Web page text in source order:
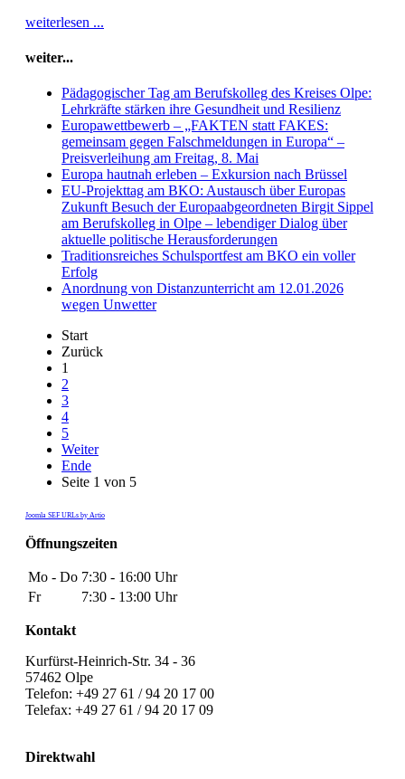
weiterlesen ...
weiter...
Pädagogischer Tag am Berufskolleg des Kreises Olpe:
Lehrkräfte stärken ihre Gesundheit und Resilienz
Europawettbewerb – „FAKTEN statt FAKES:
gemeinsam gegen Falschmeldungen in Europa“ –
Preisverleihung am Freitag, 8. Mai
Europa hautnah erleben – Exkursion nach Brüssel
EU-Projekttag am BKO: Austausch über Europas
Zukunft Besuch der Europaabgeordneten Birgit Sippel
am Berufskolleg in Olpe – lebendiger Dialog über
aktuelle politische Herausforderungen
Traditionsreiches Schulsportfest am BKO ein voller
Erfolg
Anordnung von Distanzunterricht am 12.01.2026
wegen Unwetter
Start
Zurück
1
2
3
4
5
Weiter
Ende
Seite 1 von 5
Joomla SEF URLs by Artio
Öffnungszeiten
Mo - Do 7:30 - 16:00 Uhr
Fr
7:30 - 13:00 Uhr
Kontakt
Kurfürst-Heinrich-Str. 34 - 36
57462 Olpe
Telefon: +49 27 61 / 94 20 17 00
Telefax: +49 27 61 / 94 20 17 09
Direktwahl